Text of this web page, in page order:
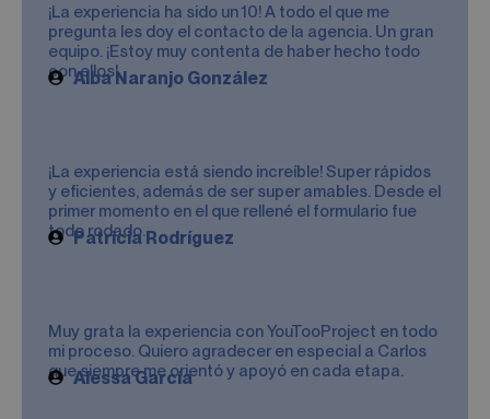
¡La experiencia ha sido un 10! A todo el que me
pregunta les doy el contacto de la agencia. Un gran
equipo. ¡Estoy muy contenta de haber hecho todo
con ellos!
Alba Naranjo González
¡La experiencia está siendo increíble! Super rápidos
y eficientes, además de ser super amables. Desde el
primer momento en el que rellené el formulario fue
todo rodado.
Patricia Rodríguez
Muy grata la experiencia con YouTooProject en todo
mi proceso. Quiero agradecer en especial a Carlos
que siempre me orientó y apoyó en cada etapa.
Alessa García